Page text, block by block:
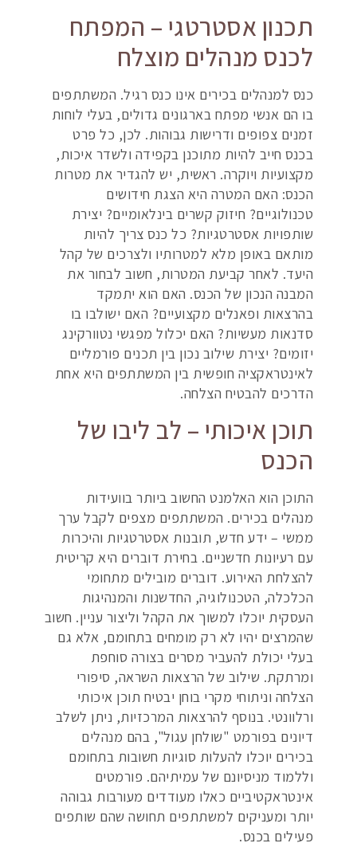
תכנון אסטרטגי – המפתח
לכנס מנהלים מוצלח
כנס למנהלים בכירים אינו כנס רגיל. המשתתפים
בו הם אנשי מפתח בארגונים גדולים, בעלי לוחות
זמנים צפופים ודרישות גבוהות. לכן, כל פרט
בכנס חייב להיות מתוכנן בקפידה ולשדר איכות,
מקצועיות ויוקרה. ראשית, יש להגדיר את מטרות
הכנס: האם המטרה היא הצגת חידושים
טכנולוגיים? חיזוק קשרים בינלאומיים? יצירת
שותפויות אסטרטגיות? כל כנס צריך להיות
מותאם באופן מלא למטרותיו ולצרכים של קהל
היעד. לאחר קביעת המטרות, חשוב לבחור את
המבנה הנכון של הכנס. האם הוא יתמקד
בהרצאות ופאנלים מקצועיים? האם ישולבו בו
סדנאות מעשיות? האם יכלול מפגשי נטוורקינג
יזומים? יצירת שילוב נכון בין תכנים פורמליים
לאינטראקציה חופשית בין המשתתפים היא אחת
הדרכים להבטיח הצלחה.
תוכן איכותי – לב ליבו של
הכנס
התוכן הוא האלמנט החשוב ביותר בוועידות
מנהלים בכירים. המשתתפים מצפים לקבל ערך
ממשי – ידע חדש, תובנות אסטרטגיות והיכרות
עם רעיונות חדשניים. בחירת דוברים היא קריטית
להצלחת האירוע. דוברים מובילים מתחומי
הכלכלה, הטכנולוגיה, החדשנות והמנהיגות
העסקית יוכלו למשוך את הקהל וליצור עניין. חשוב
שהמרצים יהיו לא רק מומחים בתחומם, אלא גם
בעלי יכולת להעביר מסרים בצורה סוחפת
ומרתקת. שילוב של הרצאות השראה, סיפורי
הצלחה וניתוחי מקרי בוחן יבטיח תוכן איכותי
ורלוונטי. בנוסף להרצאות המרכזיות, ניתן לשלב
דיונים בפורמט "שולחן עגול", בהם מנהלים
בכירים יוכלו להעלות סוגיות חשובות בתחומם
וללמוד מניסיונם של עמיתיהם. פורמטים
אינטראקטיביים כאלו מעודדים מעורבות גבוהה
יותר ומעניקים למשתתפים תחושה שהם שותפים
פעילים בכנס.